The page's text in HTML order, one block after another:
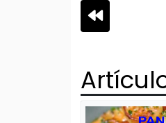
de